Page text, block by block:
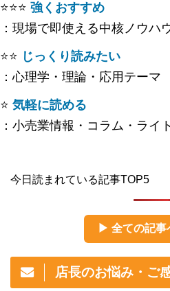
⭐️⭐️⭐️ 強くおすすめ
：現場で即使える中核ノウハ
⭐️⭐️ じっくり読みたい
：心理学・理論・応用テーマ
⭐️ 気軽に読める
：小売業情報・コラム・ライ
今日読まれている記事TOP5
▶ 全ての記事
店長のお悩み・ご